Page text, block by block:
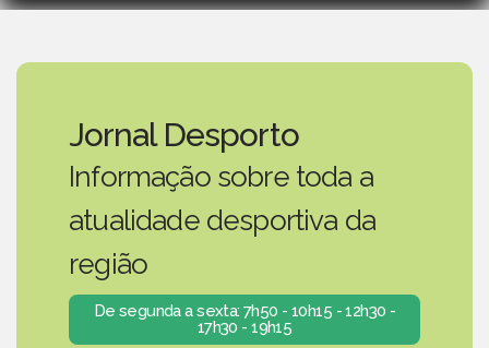
Jornal Desporto
Informação sobre toda a
atualidade desportiva da
região
De segunda a sexta: 7h50 - 10h15 - 12h30 -
17h30 - 19h15